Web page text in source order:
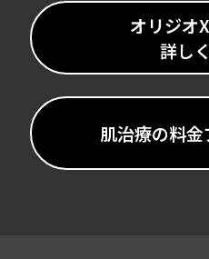
オリジオ
詳し
肌治療の料